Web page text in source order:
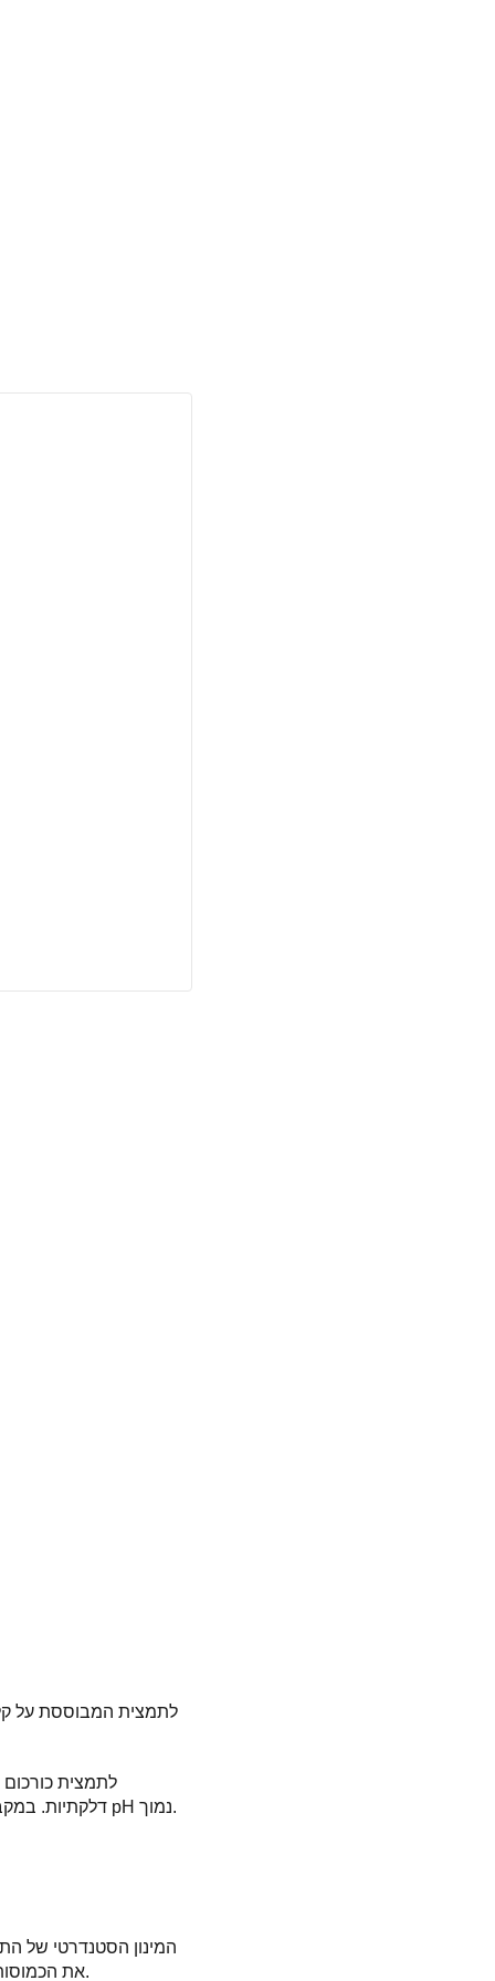
לתמצית המבוססת על
לתמצית כורכום
דלקתיות. במקביל, היא מגבירה את הפרשת בלוטות הקיבה, מה שמאפשר לייצב את התהליך הזה בתנאים של pH נמוך.
את הכמוסות - יש לבלוע אותן בשלמותן ולשטוף אותן במים. יש ליטול את התרופה לפני או במהלך הארוחות.